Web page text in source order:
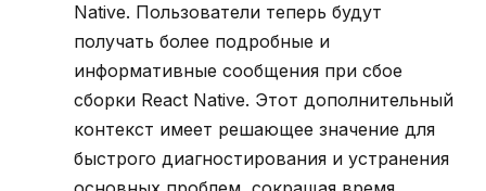
Native. Пользователи теперь будут
получать более подробные и
информативные сообщения при сбое
сборки React Native. Этот дополнительный
контекст имеет решающее значение для
быстрого диагностирования и устранения